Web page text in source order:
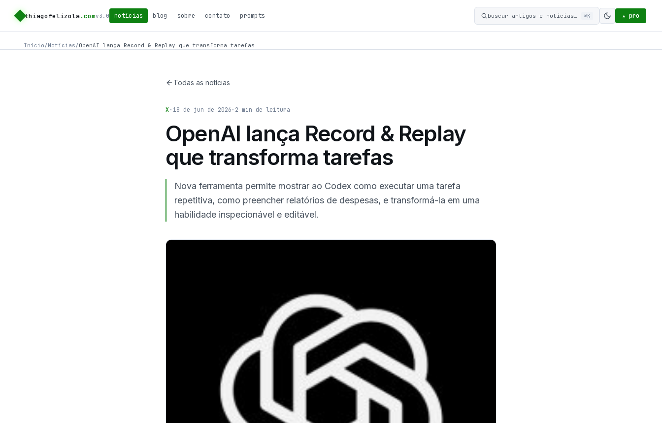
thiagofelizola .comv3.0 notícias blog sobre contato prompts buscar artigos e notícias… ⌘K
Ativar modo
★ pro
Início/Notícias/OpenAI lança Record & Replay que transforma tarefas
Todas as notícias
X · 18 de jun de 2026 · 2 min de leitura
OpenAI lança Record & Replay
que transforma tarefas
Nova ferramenta permite mostrar ao Codex como executar uma tarefa
repetitiva, como preencher relatórios de despesas, e transformá-la em uma
habilidade inspecionável e editável.